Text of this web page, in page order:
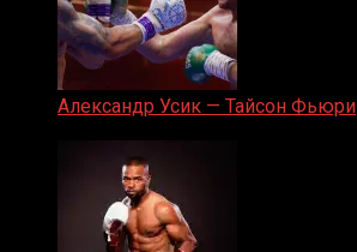
Александр Усик — Тайсон Фьюри